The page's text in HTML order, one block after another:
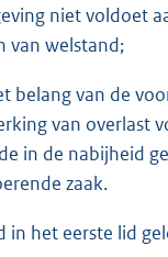
niet voldoet
van welstand;
belang van de
van overlast
in de nabijheid
zaak.
in het eerste lid